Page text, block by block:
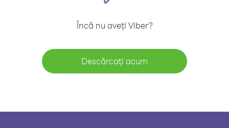
Încă nu aveți Viber?
Descărcați acum